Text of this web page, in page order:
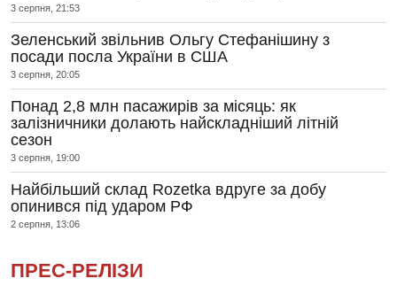
3 серпня, 21:53
Зеленський звільнив Ольгу Стефанішину з
посади посла України в США
3 серпня, 20:05
Понад 2,8 млн пасажирів за місяць: як
залізничники долають найскладніший літній
сезон
3 серпня, 19:00
Найбільший склад Rozetka вдруге за добу
опинився під ударом РФ
2 серпня, 13:06
ПРЕС-РЕЛІЗИ